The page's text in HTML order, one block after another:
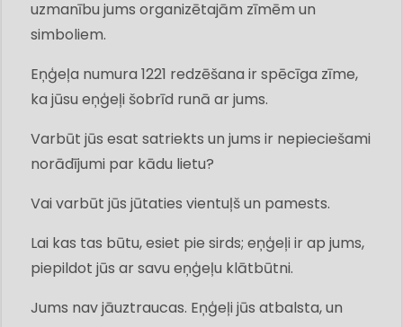
uzmanību jums organizētajām zīmēm un
simboliem.
Eņģeļa numura 1221 redzēšana ir spēcīga zīme,
ka jūsu eņģeļi šobrīd runā ar jums.
Varbūt jūs esat satriekts un jums ir nepieciešami
norādījumi par kādu lietu?
Vai varbūt jūs jūtaties vientuļš un pamests.
Lai kas tas būtu, esiet pie sirds; eņģeļi ir ap jums,
piepildot jūs ar savu eņģeļu klātbūtni.
Jums nav jāuztraucas. Eņģeļi jūs atbalsta, un